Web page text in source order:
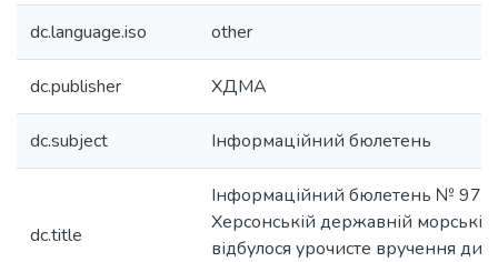
dc.language.iso other
dc.publisher ХДМА
dc.subject Інформаційний бюлетень
dc.title
Інформаційний бюлетень № 978
Херсонській державній морській
відбулося урочисте вручення